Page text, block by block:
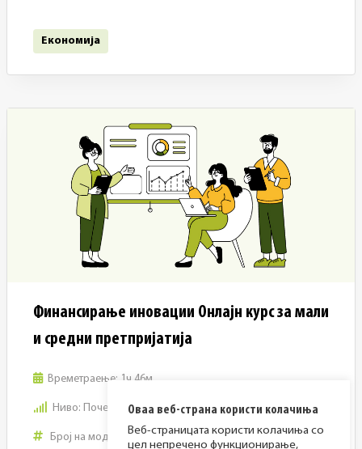
Економија
Финансирање иновации Онлајн курс за мали
и средни претпријатија
Времетраење: 1ч 46м
Ниво: Почетно ниво
Број на модули:1
Оваа веб-страна користи колачиња
Веб-страницата користи колачиња со
цел непречено функционирање,